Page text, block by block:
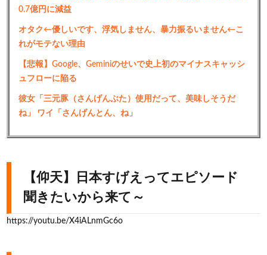
0.7億円に減益
オタク←優しいです、浮気しません、暴力振るいません←こ
れがモテない理由
【悲報】Google、Geminiのせいで史上初のマイナスキャッシ
ュフローに陥る
彼女「三元豚（さんげんぶた）使用だって、美味しそうだ
ね」 ワイ「さんげんとん、ね」
【仰天】日本すげえってエピソード
聞きたいから来て～
https://youtu.be/X4iALnmGc6o